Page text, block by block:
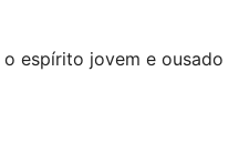
espírito jovem e ousado